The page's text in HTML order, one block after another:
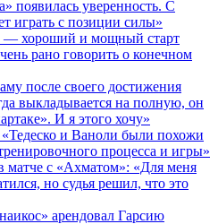
появилась уверенность. С
играть с позиции силы»
— хороший и мощный старт
рано говорить о конечном
после своего достижения
выкладывается на полную, он
И я этого хочу»
и Ваноли были похожи
процесса и игры»
матче с «Ахматом»: «Для меня
но судья решил, что это
арендовал Гарсию